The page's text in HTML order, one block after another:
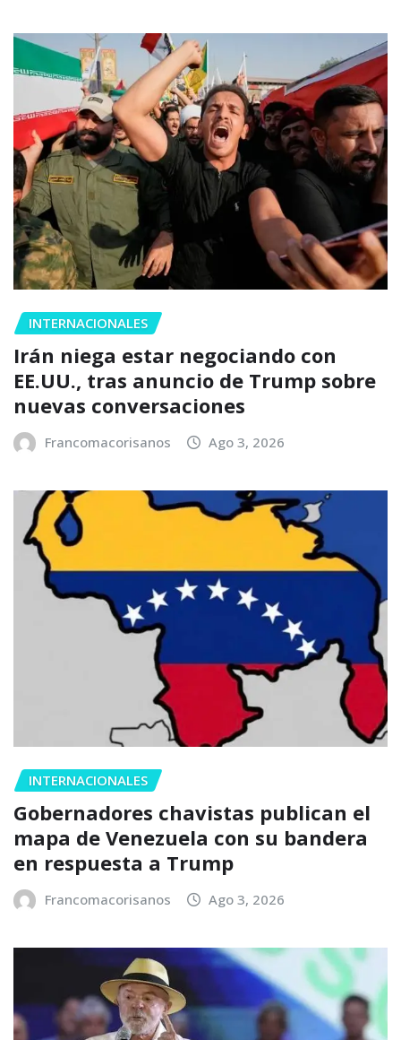
INTERNACIONALES
Irán niega estar negociando con
EE.UU., tras anuncio de Trump sobre
nuevas conversaciones
Francomacorisanos Ago 3, 2026
INTERNACIONALES
Gobernadores chavistas publican el
mapa de Venezuela con su bandera
en respuesta a Trump
Francomacorisanos Ago 3, 2026